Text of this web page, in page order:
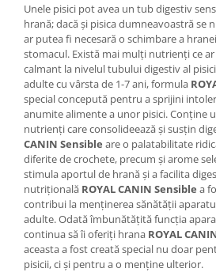
Unele pisici pot avea un tub digestiv
hrană; dacă și pisica dumneavoastră se
ar putea fi necesară o schimbare a
stomacul. Există mai mulți nutrienți ce
calmant la nivelul tubului digestiv al
adulte cu vârsta de 1-7 ani, formula
special concepută pentru a sprijini
anumite alimente a unor pisici. Conține
nutrienți care consolideează și susțin
CANIN Sensible are o palatabilitate
diferite de crochete, precum și arome
stimula aportul de hrană și a facilita
nutrițională ROYAL CANIN Sensible a
contribui la menținerea sănătății
adulte. Odată îmbunătățită funcția
continua să îi oferiți hrana ROYAL
aceasta a fost creată special nu doar
pisicii, ci și pentru a o menține ulterior.